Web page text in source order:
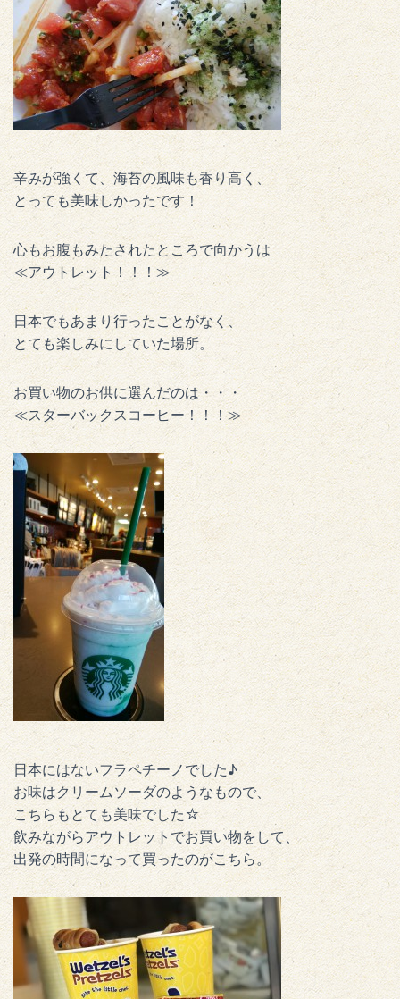
辛みが強くて、海苔の風味も香り高く、
とっても美味しかったです！
心もお腹もみたされたところで向かうは
≪アウトレット！！！≫
日本でもあまり行ったことがなく、
とても楽しみにしていた場所。
お買い物のお供に選んだのは・・・
≪スターバックスコーヒー！！！≫
日本にはないフラペチーノでした♪
お味はクリームソーダのようなもので、
こちらもとても美味でした☆
飲みながらアウトレットでお買い物をして、
出発の時間になって買ったのがこちら。